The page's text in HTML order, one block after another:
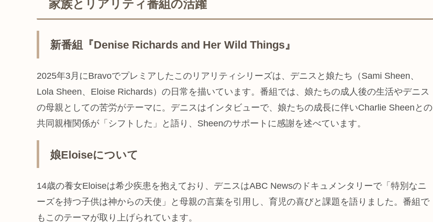
家族とリアリティ番組の活躍
新番組『Denise Richards and Her Wild Things』
2025年3月にBravoでプレミアしたこのリアリティシリーズは、デニスと娘たち（Sami Sheen、
Lola Sheen、Eloise Richards）の日常を描いています。番組では、娘たちの成人後の生活やデニス
の母親としての苦労がテーマに。デニスはインタビューで、娘たちの成長に伴いCharlie Sheenとの
共同親権関係が「シフトした」と語り、Sheenのサポートに感謝を述べています。
娘Eloiseについて
14歳の養女Eloiseは希少疾患を抱えており、デニスはABC Newsのドキュメンタリーで「特別なニ
ーズを持つ子供は神からの天使」と母親の言葉を引用し、育児の喜びと課題を語りました。番組で
もこのテーマが取り上げられています。